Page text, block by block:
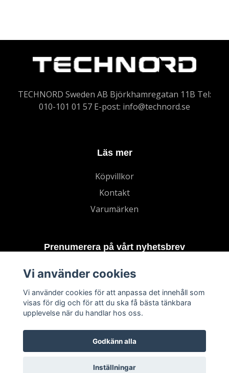
TECHNORD Sweden AB Björkhamregatan 11B Tel:
010-101 01 57 E-post: info@technord.se
Läs mer
Köpvillkor
Kontakt
Varumärken
Prenumerera på vårt nyhetsbrev
Vi använder cookies
Vi använder cookies för att anpassa det innehåll som
visas för dig och för att du ska få bästa tänkbara
upplevelse när du handlar hos oss.
Godkänn alla
Inställningar